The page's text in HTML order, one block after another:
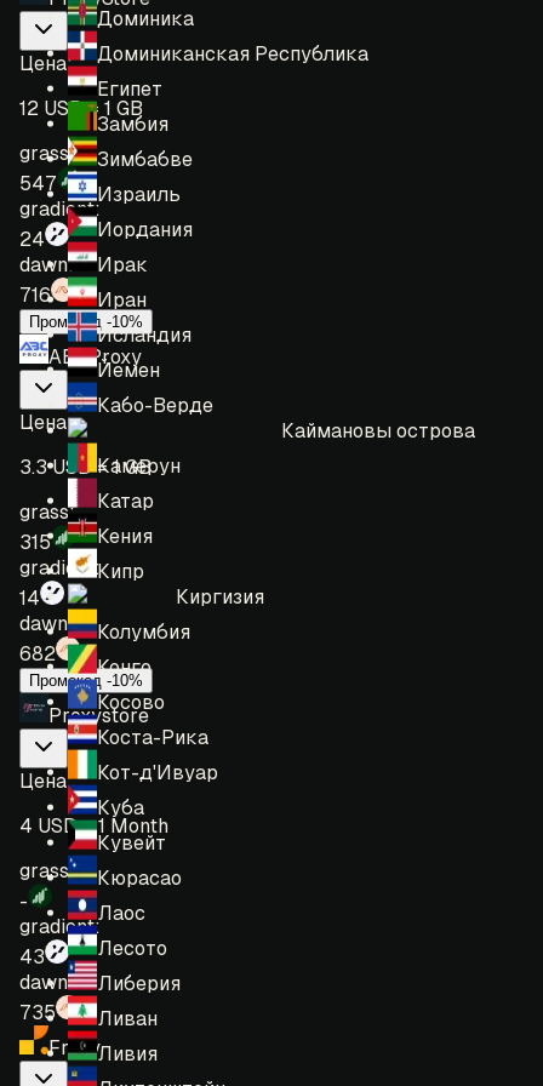
Доминика
Доминиканская Республика
Египет
Замбия
Зимбабве
Израиль
Иордания
Ирак
Иран
Исландия
Йемен
Кабо-Верде
Каймановы острова
Камерун
Катар
Кения
Кипр
Киргизия
Колумбия
Конго
Косово
Коста-Рика
Кот-д'Ивуар
Куба
Кувейт
Кюрасао
Лаос
Лесото
Либерия
Ливан
Ливия
Цена:
12 USD = 1 GB
grass:
547
gradient:
24
dawn:
716
Промокод -10%
ABCProxy
Цена:
3.3 USD = 1 GB
grass:
315
gradient:
14
dawn:
682
Промокод -10%
Proxystore
Цена:
4 USD = 1 Month
grass:
-
gradient:
43
dawn:
735
Froxy